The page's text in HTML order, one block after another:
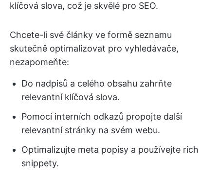
klíčová slova, což je skvělé pro SEO.
Chcete-li své články ve formě seznamu
skutečně optimalizovat pro vyhledávače,
nezapomeňte:
Do nadpisů a celého obsahu zahrňte
relevantní klíčová slova.
Pomocí interních odkazů propojte další
relevantní stránky na svém webu.
Optimalizujte meta popisy a používejte rich
snippety.